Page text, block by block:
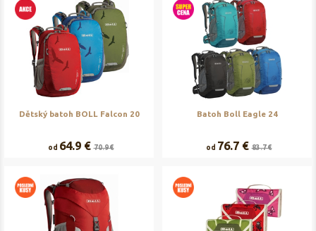
Dětský batoh BOLL Falcon 20
od 64.9 € 70.9 €
Batoh Boll Eagle 24
od 76.7 € 83.7 €